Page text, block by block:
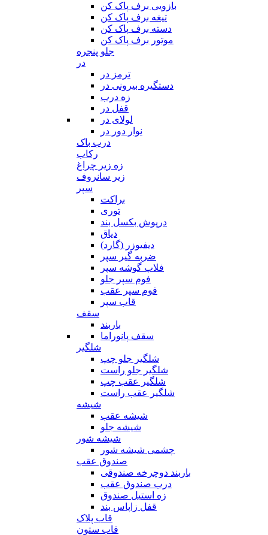
بازویی برف پاک کن
تیغه برف پاک کن
دسته برف پاک کن
موتور برف پاک کن
جلو پنجره
در
ترمز در
دستگیره بیرونی در
زه درب
قفل در
لولای در
نوار دور در
درب باک
رکاب
زه زیر چراغ
زیر سانروف
سپر
براکت
توری
درپوش بکسل بند
دیاق
دیفیوزر (گارد)
ضربه گیر سپر
فلاپ گوشه سپر
فوم سپر جلو
فوم سپر عقب
قاب سپر
سقف
باربند
سقف پانوراما
شلگیر
شلگیر جلو چپ
شلگیر جلو راست
شلگیر عقب چپ
شلگیر عقب راست
شیشه
شیشه عقب
شیشه جلو
شیشه شور
چشمی شیشه شور
صندوق عقب
باربند دوچرخه صندوقی
درب صندوق عقب
زه استیل صندوق
قفل زاپاس بند
قاب پلاک
قاب ستون